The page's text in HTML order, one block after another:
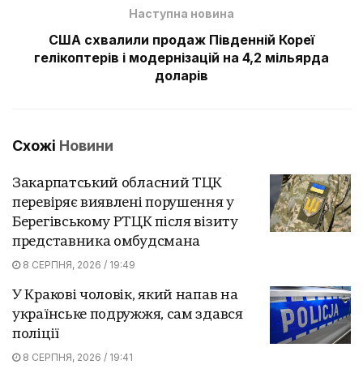
Наступна новина
США схвалили продаж Південній Кореї
гелікоптерів і модернізацій на 4,2 мільярда
доларів
Схожі Новини
Закарпатський обласний ТЦК
перевіряє виявлені порушення у
Берегівському РТЦК після візиту
представника омбудсмана
8 СЕРПНЯ, 2026 / 19:49
У Кракові чоловік, який напав на
українське подружжя, сам здався
поліції
8 СЕРПНЯ, 2026 / 19:41